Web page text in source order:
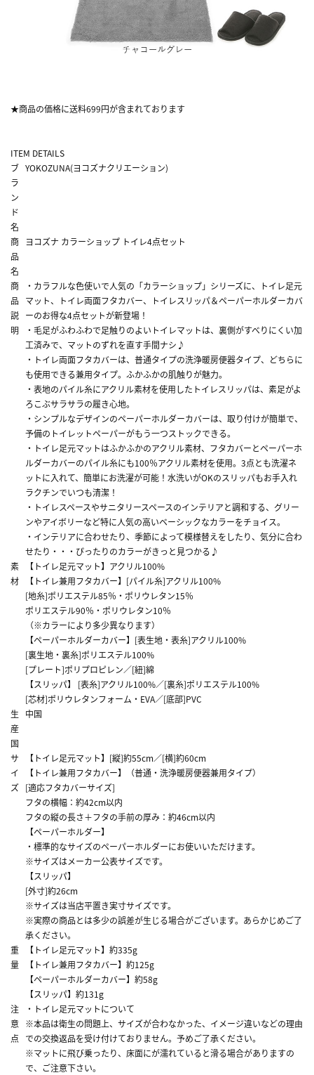
★商品の価格に送料699円が含まれております
ITEM DETAILS
ブ
ラ
ン
ド
名
YOKOZUNA(ヨコズナクリエーション)
商
品
名
ヨコズナ カラーショップ トイレ4点セット
商
品
説
明
・カラフルな色使いで人気の「カラーショップ」シリーズに、トイレ足元
マット、トイレ両面フタカバー、トイレスリッパ＆ペーパーホルダーカバ
ーのお得な4点セットが新登場！
・毛足がふわふわで足触りのよいトイレマットは、裏側がすべりにくい加
工済みで、マットのずれを直す手間ナシ♪
・トイレ両面フタカバーは、普通タイプの洗浄暖房便器タイプ、どちらに
も使用できる兼用タイプ。ふかふかの肌触りが魅力。
・表地のパイル糸にアクリル素材を使用したトイレスリッパは、素足がよ
ろこぶサラサラの履き心地。
・シンプルなデザインのペーパーホルダーカバーは、取り付けが簡単で、
予備のトイレットペーパーがもう一つストックできる。
・トイレ足元マットはふかふかのアクリル素材、フタカバーとペーパーホ
ルダーカバーのパイル糸にも100％アクリル素材を使用。3点とも洗濯ネ
ットに入れて、簡単にお洗濯が可能！水洗いがOKのスリッパもお手入れ
ラクチンでいつも清潔！
・トイレスペースやサニタリースペースのインテリアと調和する、グリー
ンやアイボリーなど特に人気の高いベーシックなカラーをチョイス。
・インテリアに合わせたり、季節によって模様替えをしたり、気分に合わ
せたり・・・ぴったりのカラーがきっと見つかる♪
素
材
【トイレ足元マット】アクリル100%
【トイレ兼用フタカバー】[パイル糸]アクリル100%
[地糸]ポリエステル85％・ポリウレタン15％
ポリエステル90％・ポリウレタン10％
（※カラーにより多少異なります）
【ペーパーホルダーカバー】[表生地・表糸]アクリル100%
[裏生地・裏糸]ポリエステル100%
[プレート]ポリプロピレン／[紐]綿
【スリッパ】 [表糸]アクリル100%／[裏糸]ポリエステル100%
[芯材]ポリウレタンフォーム・EVA／[底部]PVC
生
産
国
中国
サ
イ
ズ
【トイレ足元マット】[縦]約55cm／[横]約60cm
【トイレ兼用フタカバー】（普通・洗浄暖房便器兼用タイプ）
[適応フタカバーサイズ]
フタの横幅：約42cm以内
フタの縦の長さ＋フタの手前の厚み：約46cm以内
【ペーパーホルダー】
・標準的なサイズのペーパーホルダーにお使いいただけます。
※サイズはメーカー公表サイズです。
【スリッパ】
[外寸]約26cm
※サイズは当店平置き実寸サイズです。
※実際の商品とは多少の誤差が生じる場合がございます。あらかじめご了
承ください。
重
量
【トイレ足元マット】約335g
【トイレ兼用フタカバー】約125g
【ペーパーホルダーカバー】約58g
【スリッパ】約131g
注
意
点
・トイレ足元マットについて
※本品は衛生の問題上、サイズが合わなかった、イメージ違いなどの理由
での交換返品を受け付けておりません。予めご了承ください。
※マットに飛び乗ったり、床面にが濡れていると滑る場合がありますの
で、ご注意下さい。